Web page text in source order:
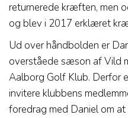
returnerede kræften, men
og blev i 2017 erklæret
Ud over håndbolden er
overståede sæson af Vild
Aalborg Golf Klub. Derfor
invitere klubbens
foredrag med Daniel om